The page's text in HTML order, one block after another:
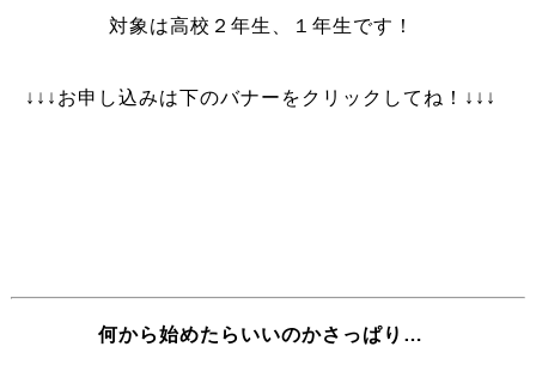
対象は高校２年生、１年生です！
↓↓↓お申し込みは下のバナーをクリックしてね！↓↓↓
何から始めたらいいのかさっぱり…